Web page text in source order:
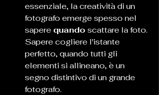
essenziale, la creatività di un
fotografo emerge spesso nel
sapere quando scattare la foto.
Sapere cogliere l'istante
perfetto, quando tutti gli
elementi si allineano, è un
segno distintivo di un grande
fotografo.